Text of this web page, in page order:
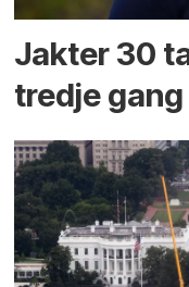
Jakter 30
tredje gang